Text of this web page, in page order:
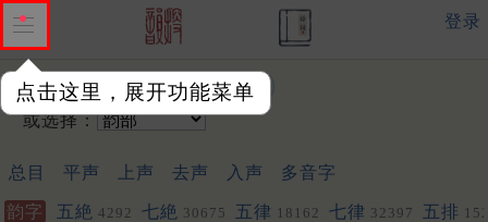
点击这里，展开功能菜单
登录
输入韵字：
或选择：
总目 平声 上声 去声 入声 多音字
韵字 五絶 4292 七絶 30675 五律 18162 七律 32397 五排